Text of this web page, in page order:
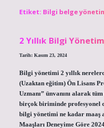
Etiket: Bilgi belge
2 Yıllık Bilgi
Tarih: Kasım 23, 2024
Bilgi yönetimi 2 yıllık
(Uzaktan eğitim) Ön Lisans
Uzmanı” ünvanını alarak
birçok biriminde profesyonel
bilgi yönetimi ne kadar maaş
Maaşları Deneyime Göre